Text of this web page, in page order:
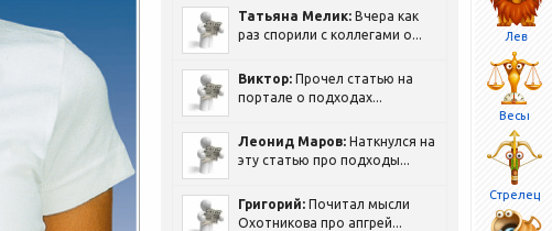
Татьяна Мелик: Вчера как
раз спорили с коллегами о...
Виктор: Прочел статью на
портале о подходах...
Леонид Маров: Наткнулся на
эту статью про подходы...
Григорий: Почитал мысли
Охотникова про апгрей...
Лев
Весы
Стрелец